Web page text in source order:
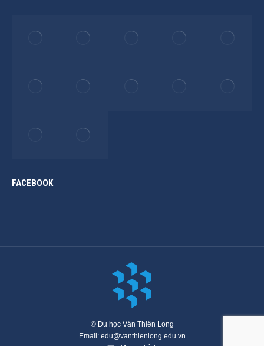
FACEBOOK
© Du học Vân Thiên Long
Email: edu@vanthienlong.edu.vn